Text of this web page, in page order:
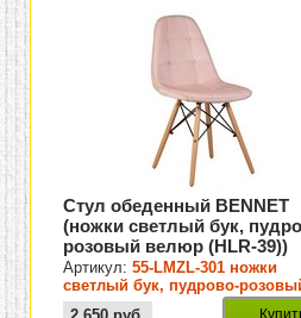
Стул обеденный BENNET
(ножки светлый бук,
розовый велюр (HLR-39))
Артикул:55-LMZL-301 ножки
светлый бук, пудрово-
велюр (HLR-39)